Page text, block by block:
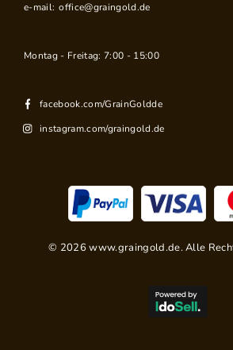
e-mail: office@graingold.de
Montag - Freitag: 7:00 - 15:00
facebook.com/GrainGoldde
instagram.com/graingold.de
© 2026 www.graingold.de. Alle